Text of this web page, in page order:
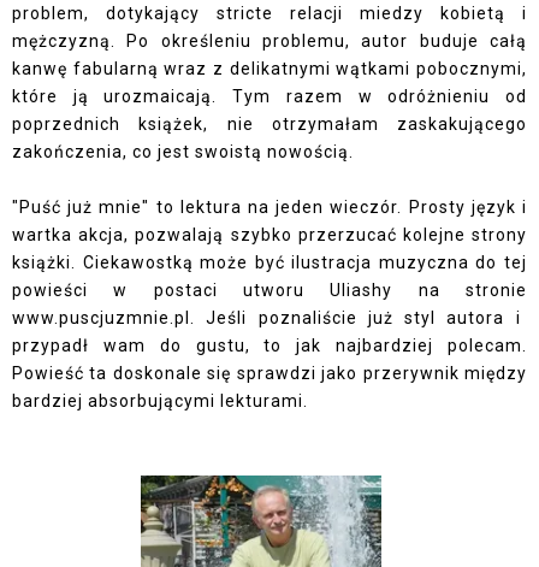
problem, dotykający stricte relacji miedzy kobietą i
mężczyzną. Po określeniu problemu, autor buduje całą
kanwę fabularną wraz z delikatnymi wątkami pobocznymi,
które ją urozmaicają. Tym razem w odróżnieniu od
poprzednich książek, nie otrzymałam zaskakującego
zakończenia, co jest swoistą nowością.
"Puść już mnie" to lektura na jeden wieczór. Prosty język i
wartka akcja, pozwalają szybko przerzucać kolejne strony
książki. Ciekawostką może być ilustracja muzyczna do tej
powieści w postaci utworu Uliashy na stronie
www.puscjuzmnie.pl . Jeśli poznaliście już styl autora i
przypadł wam do gustu, to jak najbardziej polecam.
Powieść ta doskonale się sprawdzi jako przerywnik między
bardziej absorbującymi lekturami.